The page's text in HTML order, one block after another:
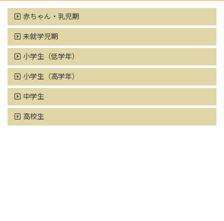
赤ちゃん・乳児期
未就学児期
小学生（低学年）
小学生（高学年）
中学生
高校生